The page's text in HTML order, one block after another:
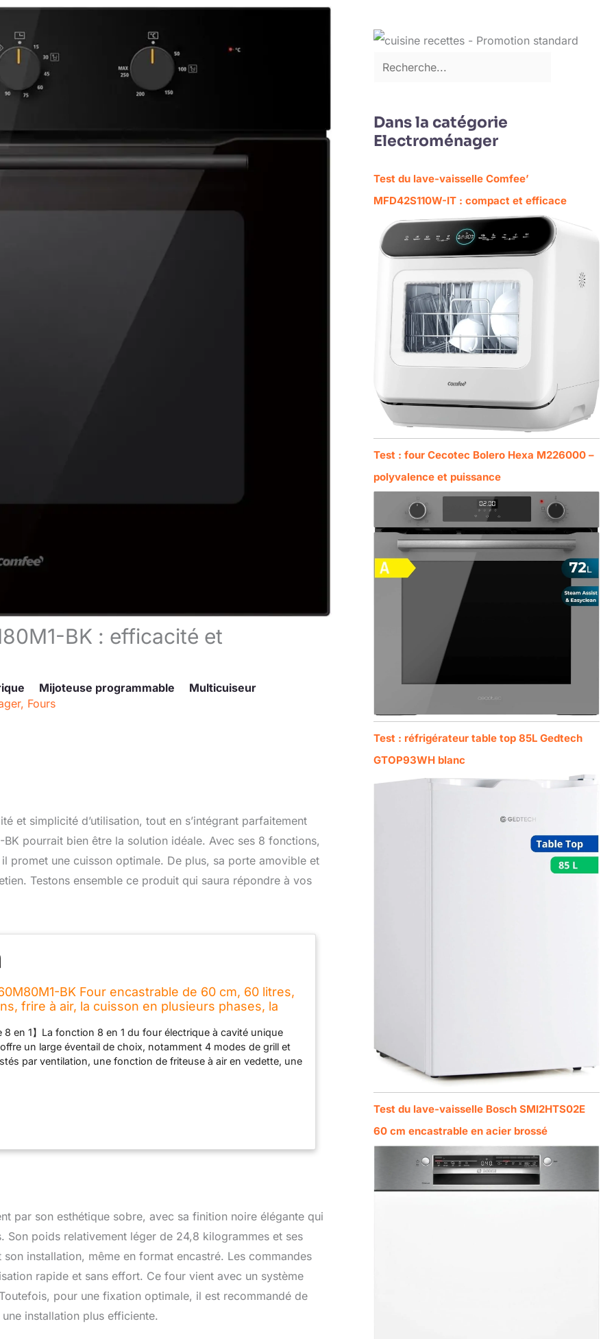
BK : efficacité et
Mijoteuse programmable
Multicuiseur
, Fours
et simplicité d’utilisation, tout en s’intégrant parfaitement
pourrait bien être la solution idéale. Avec ses 8 fonctions,
promet une cuisson optimale. De plus, sa porte amovible et
Testons ensemble ce produit qui saura répondre à vos
BK Four encastrable de 60 cm, 60 litres,
frire à air, la cuisson en plusieurs phases, la
8 en 1】La fonction 8 en 1 du four électrique à cavité unique
un large éventail de choix, notamment 4 modes de grill et
par ventilation, une fonction de friteuse à air en vedette, une
pour offrir une excellente expérience culinaire avec une
【Moins gras et plus croustillant】Avec la fonction de frire
multi-thermique de l'air dans réduit les calories en n'utilisant pas
tout en offrant des aliments fris croustillants et dorés,
de poulet, du poisson frit et des frites. Le panier de friteuse à
plats soit cuits uniformément. Cela vous assure que chaque
que la précédente. 【Nettoyage facile à la vapeur】Le
le nettoyage après la cuisson en une tâche qui n'est plus
peut délier la graisse et les résidus têtus qui restent sur ses
un nettoyage naturel, sans effort. Dites adieu aux séances
four encastré est votre solution ultime pour
et de l'effort ! 【Grande capacité de 60 L】Avec une
vous pouvez profiter d'un grande espace de four afin de
par son esthétique sobre, avec sa finition noire élégante qui
Son poids relativement léger de 24,8 kilogrammes et ses
installation, même en format encastré. Les commandes
rapide et sans effort. Ce four vient avec un système
pour une fixation optimale, il est recommandé de
installation plus efficiente.
Dans la catégorie
Electroménager
Test du lave-vaisselle Comfee’
MFD42S110W-IT : compact et efficace
Test : four Cecotec Bolero Hexa M226000 –
polyvalence et puissance
Test : réfrigérateur table top 85L Gedtech
GTOP93WH blanc
Test du lave-vaisselle Bosch SMI2HTS02E
60 cm encastrable en acier brossé